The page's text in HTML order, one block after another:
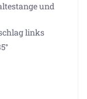
und
links